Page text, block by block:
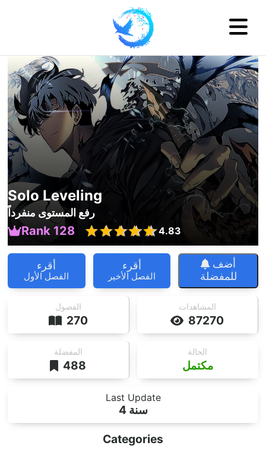
Solo Leveling
رفع المستوى منفرداً
Rank 128 4.83
أقرء
الفصل الأول
أقرء
الفصل الأخير
أضف
للمفضلة
270
الفصول
87270
المشاهدات
488
المفضلة
مكتمل
الحالة
Last Update
4 سنة
Categories